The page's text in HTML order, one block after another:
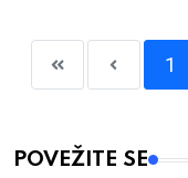
1
POVEŽITE SE